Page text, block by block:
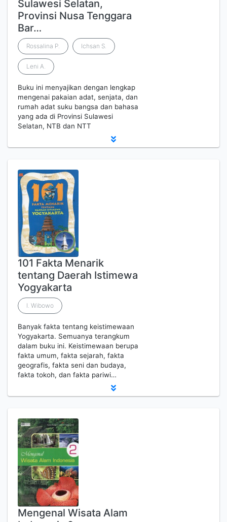
Sulawesi Selatan,
Provinsi Nusa Tenggara
Bar…
Rossalina P. Ichsan S.
Leni A.
Buku ini menyajikan dengan lengkap
mengenai pakaian adat, senjata, dan
rumah adat suku bangsa dan bahasa
yang ada di Provinsi Sulawesi
Selatan, NTB dan NTT
101 Fakta Menarik
tentang Daerah Istimewa
Yogyakarta
I. Wibowo
Banyak fakta tentang keistimewaan
Yogyakarta. Semuanya terangkum
dalam buku ini. Keistimewaan berupa
fakta umum, fakta sejarah, fakta
geografis, fakta seni dan budaya,
fakta tokoh, dan fakta pariwi…
Mengenal Wisata Alam